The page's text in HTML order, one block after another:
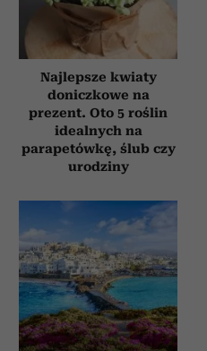
Najlepsze kwiaty
doniczkowe na
prezent. Oto 5 roślin
idealnych na
parapetówkę, ślub czy
urodziny